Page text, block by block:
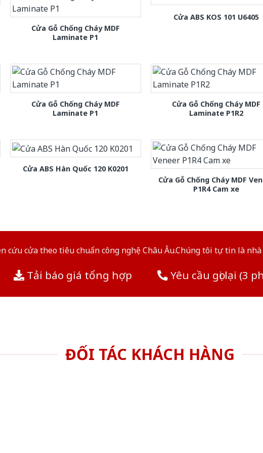
Cửa Gỗ Chống Cháy MDF
Laminate P1
Cửa ABS KOS 101 U6405
Cửa Gỗ Chống Cháy MDF
Laminate P1
Cửa Gỗ Chống Cháy MDF
Laminate P1R2
Cửa ABS Hàn Quốc 120 K0201
Cửa Gỗ Chống Cháy MDF
P1R4 Cam xe
cửa theo tiêu chuẩn công nghệ Châu Âu.Chúng tôi tự tin là
Tải báo giá tổng hợp Yêu cầu gọi lại (3
ĐỐI TÁC KHÁCH HÀNG